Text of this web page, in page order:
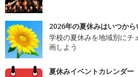
2026年の夏休みはいつから
学校の夏休みを地域別にチ
画しよう
夏休みイベントカレンダー